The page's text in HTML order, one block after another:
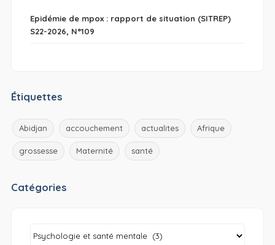
Epidémie de mpox : rapport de situation (SITREP)
S22-2026, N°109
Étiquettes
Abidjan accouchement actualites Afrique
grossesse Maternité santé
Catégories